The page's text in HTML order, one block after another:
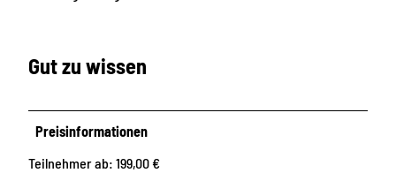
e
n
f
,
;
n
Gut zu wissen
Preisinformationen
Teilnehmer ab: 199,00 €